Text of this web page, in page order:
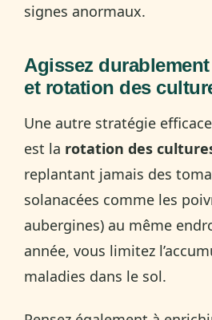
signes anormaux.
Agissez
et rotation des
Une autre stratégie
est la rotation des
replantant jamais des
solanacées comme les
aubergines) au même
année, vous limitez
maladies dans le sol.